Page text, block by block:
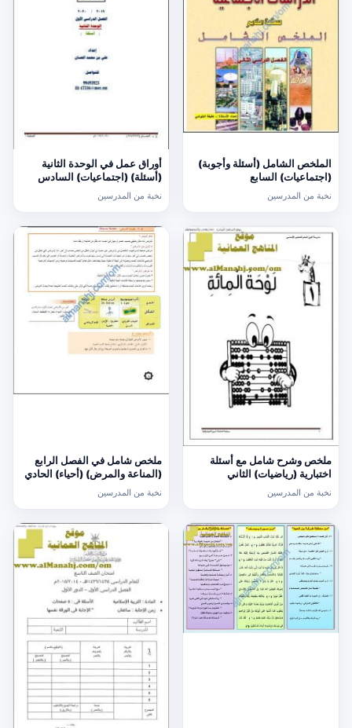
الملخص الشامل (أسئلة وأجوبة)
(اجتماعيات) السابع
نخبة من المدرسين
أوراق عمل في الوحدة الثانية
(أسئلة) (اجتماعيات) السادس
نخبة من المدرسين
ملخص وشرح شامل مع أسئلة
اختبارية (رياضيات) الثاني
نخبة من المدرسين
ملخص شامل في الفصل الرابع
(المناعة والمرض) (أحياء) الحادي
نخبة من المدرسين